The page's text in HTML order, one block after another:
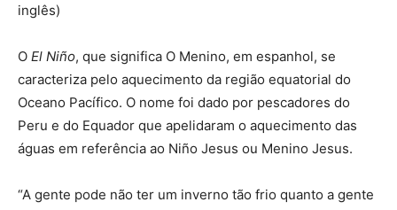
inglês)
O El Niño, que significa O Menino, em espanhol, se
caracteriza pelo aquecimento da região equatorial do
Oceano Pacífico. O nome foi dado por pescadores do
Peru e do Equador que apelidaram o aquecimento das
águas em referência ao Niño Jesus ou Menino Jesus.
“A gente pode não ter um inverno tão frio quanto a gente